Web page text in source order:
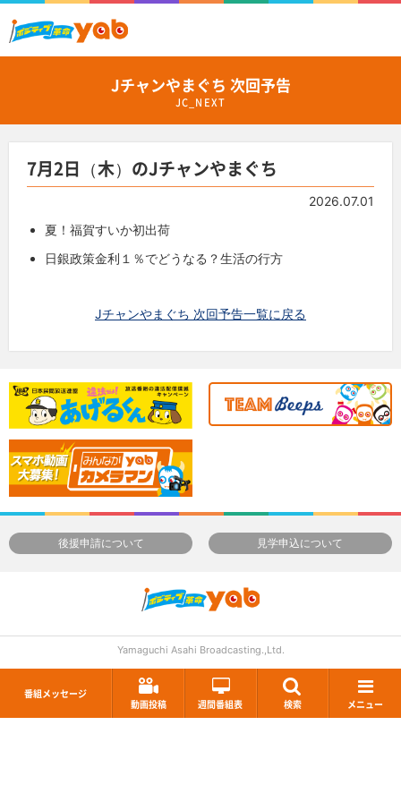
番組メッセージ
動画投稿
週間番組表 検索 メニュー
Jチャンやまぐち 次回予告
JC_NEXT
7月2日（木）のJチャンやまぐち
2026.07.01
夏！福賀すいか初出荷
日銀政策金利１％でどうなる？生活の行方
Jチャンやまぐち 次回予告一覧に戻る
後援申請について 見学申込について
Yamaguchi Asahi Broadcasting.,Ltd.